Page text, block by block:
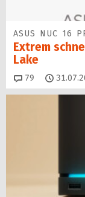
ASUS NUC 16
Extrem
Lake
79 Kommentare